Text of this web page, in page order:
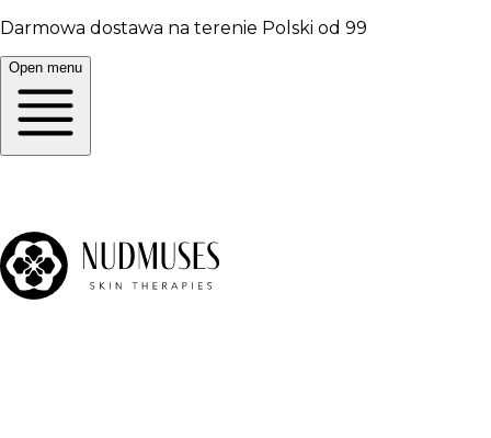
Darmowa dostawa na terenie Polski od 99
Open menu